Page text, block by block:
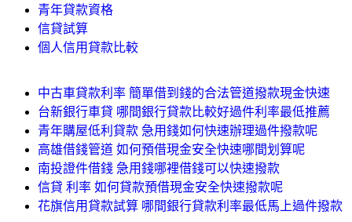
青年貸款資格
信貸試算
個人信用貸款比較
中古車貸款利率 簡單借到錢的合法管道撥款現金快速
台新銀行車貸 哪間銀行貸款比較好過件利率最低推薦
青年購屋低利貸款 急用錢如何快速辦理過件撥款呢
高雄借錢管道 如何預借現金安全快速哪間划算呢
南投證件借錢 急用錢哪裡借錢可以快速撥款
信貸 利率 如何貸款預借現金安全快速撥款呢
花旗信用貸款試算 哪間銀行貸款利率最低馬上過件撥款